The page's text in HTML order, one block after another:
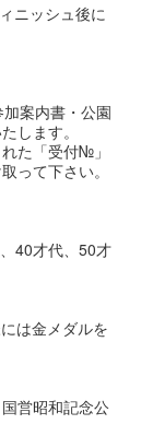
ニッシュ後に
案内書・公園
します。
た「受付№」
って下さい。
40才代、50才
は金メダルを
営昭和記念公